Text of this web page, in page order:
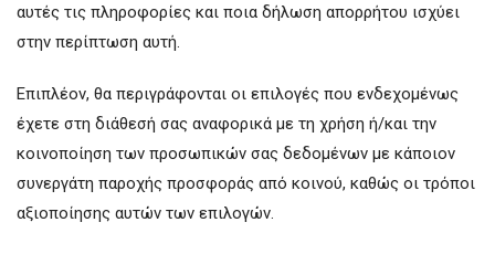
αυτές τις πληροφορίες και ποια δήλωση απορρήτου ισχύει
στην περίπτωση αυτή.
Επιπλέον, θα περιγράφονται οι επιλογές που ενδεχομένως
έχετε στη διάθεσή σας αναφορικά με τη χρήση ή/και την
κοινοποίηση των προσωπικών σας δεδομένων με κάποιον
συνεργάτη παροχής προσφοράς από κοινού, καθώς οι τρόποι
αξιοποίησης αυτών των επιλογών.